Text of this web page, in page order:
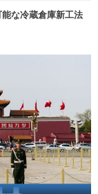
能な冷蔵倉庫新工法